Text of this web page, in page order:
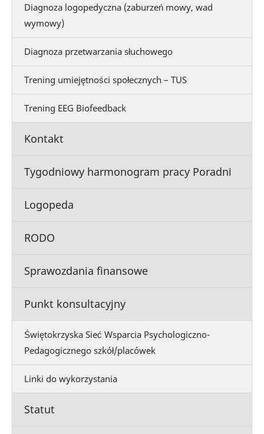
Diagnoza logopedyczna (zaburzeń mowy, wad
wymowy)
Diagnoza przetwarzania słuchowego
Trening umiejętności społecznych – TUS
Trening EEG Biofeedback
Kontakt
Tygodniowy harmonogram pracy Poradni
Logopeda
RODO
Sprawozdania finansowe
Punkt konsultacyjny
Świętokrzyska Sieć Wsparcia Psychologiczno-
Pedagogicznego szkół/placówek
Linki do wykorzystania
Statut